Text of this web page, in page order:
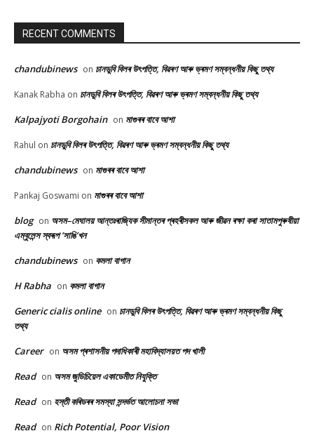
RECENT COMMENTS
chandubinews on চানডুবি বিলৰ উৎপত্তি, বিৱৰণ আৰু ভ্ৰমণ সম্বন্ধনীয় কিছু তথ্য
Kanak Rabha on চানডুবি বিলৰ উৎপত্তি, বিৱৰণ আৰু ভ্ৰমণ সম্বন্ধনীয় কিছু তথ্য
Kalpajyoti Borgohain on মাগুৰৰ বাবে আশা
Rahul on চানডুবি বিলৰ উৎপত্তি, বিৱৰণ আৰু ভ্ৰমণ সম্বন্ধনীয় কিছু তথ্য
chandubinews on মাগুৰৰ বাবে আশা
Pankaj Goswami on মাগুৰৰ বাবে আশা
blog on অসম–মেঘালয় আন্তঃৰাজ্যিক সীমান্তৰ প্ৰহৰীসকল আৰু জীৱন ৰক্ষা কৰা সাতামপুৰুষীয়া
এম্বুলেন্স স্বৰূপ ‘সাঙি’খন
chandubinews on কমলা বাগান
H Rabha on কমলা বাগান
Generic cialis online on চানডুবি বিলৰ উৎপত্তি, বিৱৰণ আৰু ভ্ৰমণ সম্বন্ধনীয় কিছু
তথ্য
Career on অসম প্ৰশাসনীয় পদাধিকাৰী মহাবিদ্যালয়ত পদ খালী
Read on অসম জুডিচিয়েল একাডেমীত নিযুক্তি
Read on হস্তী কৰিডৰৰ সমস্যা সন্দৰ্ভত আলোচনা সভা
Read on Rich Potential, Poor Vision